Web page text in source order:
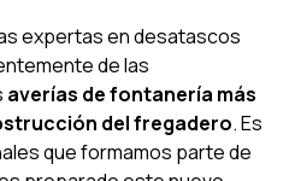
expertas en desatascos
de las
averías de fontanería más
del fregadero. Es
que formamos parte de